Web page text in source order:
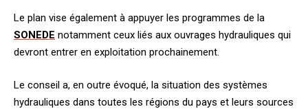
Le plan vise également à appuyer les programmes de la
SONEDE notamment ceux liés aux ouvrages hydrauliques qui
devront entrer en exploitation prochainement.
Le conseil a, en outre évoqué, la situation des systèmes
hydrauliques dans toutes les régions du pays et leurs sources